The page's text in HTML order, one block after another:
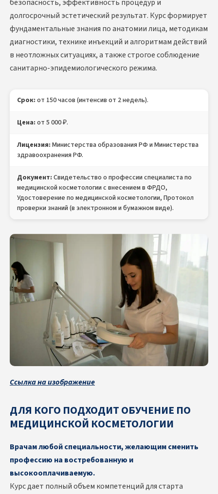
безопасность, эффективность процедур и
долгосрочный эстетический результат. Курс формирует
фундаментальные знания по анатомии лица, методикам
диагностики, технике инъекций и алгоритмам действий
в неотложных ситуациях, а также строгое соблюдение
санитарно-эпидемиологического режима.
Срок: от 150 часов (интенсив от 2 недель).
Цена: от 5 000 ₽.
Лицензия: Министерства образования РФ и Министерства
здравоохранения РФ.
Документ: Свидетельство о профессии специалиста по
медицинской косметологии с внесением в ФРДО,
Удостоверение по медицинской косметологии, Протокол
проверки знаний (в электронном и бумажном виде).
Ссылка на изображение
ДЛЯ КОГО ПОДХОДИТ ОБУЧЕНИЕ ПО
МЕДИЦИНСКОЙ КОСМЕТОЛОГИИ
Врачам любой специальности, желающим сменить
профессию на востребованную и
высокооплачиваемую.
Курс дает полный объем компетенций для старта